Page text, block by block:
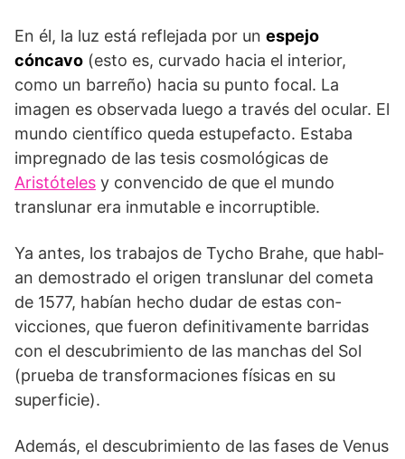
En él, la luz está reflejada por un espejo
cóncavo (esto es, curvado hacia el interior,
como un barreño) hacia su punto focal. La
imagen es observada luego a través del ocular. El
mundo científico queda estupefacto. Estaba
impregnado de las tesis cosmológicas de
Aristóteles y convencido de que el mundo
translunar era inmutable e incorruptible.
Ya antes, los trabajos de Tycho Brahe, que habl­
an demostrado el origen translunar del come­ta
de 1577, habían hecho dudar de estas con­
vicciones, que fueron definitivamente barridas
con el descubrimiento de las man­chas del Sol
(prueba de transformaciones físi­cas en su
superficie).
Además, el descubri­miento de las fases de Venus